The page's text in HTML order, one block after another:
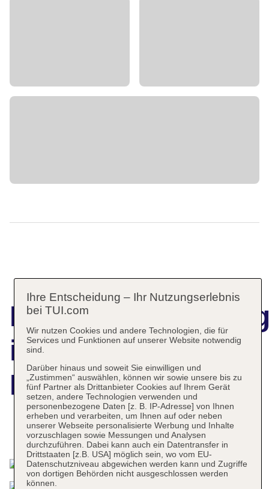
ibis Wien
Mariahilf
Das bietet Ihre Unterkunft
Ihre Entscheidung – Ihr Nutzungserlebnis
bei TUI.com
Wir nutzen Cookies und andere Technologien, die für
Services und Funktionen auf unserer Website notwendig
sind.
Darüber hinaus und soweit Sie einwilligen und
„Zustimmen“ auswählen, können wir sowie unsere bis zu
fünf Partner als Drittanbieter Cookies auf Ihrem Gerät
setzen, andere Technologien verwenden und
personenbezogene Daten [z. B. IP-Adresse] von Ihnen
erheben und verarbeiten, um Ihnen auf oder neben
unserer Webseite personalisierte Werbung und Inhalte
vorzuschlagen sowie Messungen und Analysen
durchzuführen. Dabei kann auch ein Datentransfer in
Drittstaaten [z.B. USA] möglich sein, wo vom EU-
Datenschutzniveau abgewichen werden kann und Zugriffe
von dortigen Behörden nicht ausgeschlossen werden
können.